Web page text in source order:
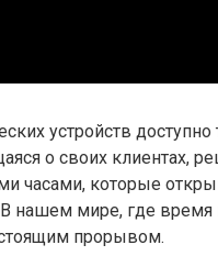
устройств доступно
о своих клиентах,
часами, которые
нашем мире, где время
прорывом.